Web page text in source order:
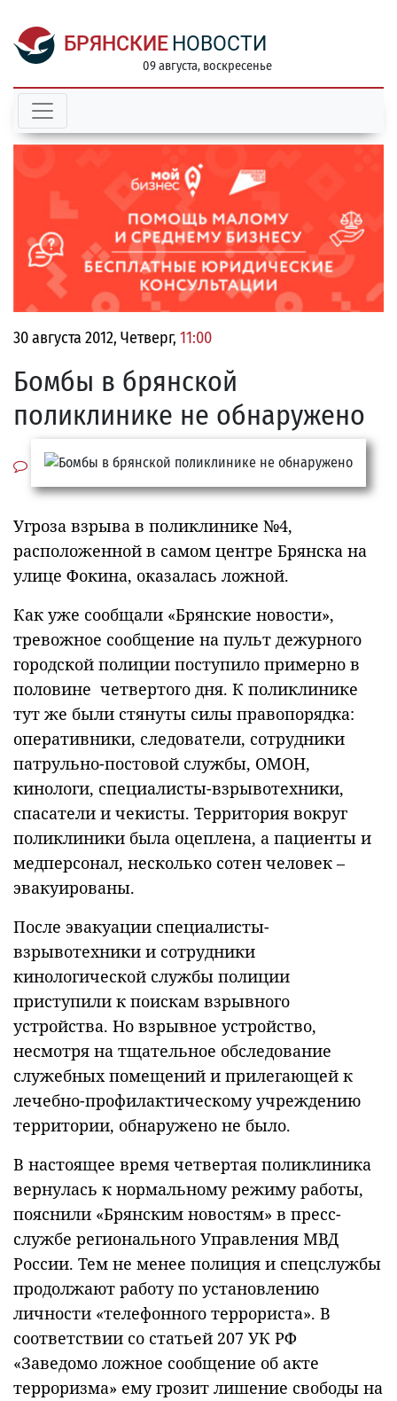
БРЯНСКИЕ НОВОСТИ
09 августа, воскресенье
30 августа 2012, Четверг, 11:00
Бомбы в брянской
поликлинике не обнаружено
Угроза взрыва в поликлинике №4,
расположенной в самом центре Брянска на
улице Фокина, оказалась ложной.
Как уже сообщали «Брянские новости»,
тревожное сообщение на пульт дежурного
городской полиции поступило примерно в
половине четвертого дня. К поликлинике
тут же были стянуты силы правопорядка:
оперативники, следователи, сотрудники
патрульно-постовой службы, ОМОН,
кинологи, специалисты-взрывотехники,
спасатели и чекисты. Территория вокруг
поликлиники была оцеплена, а пациенты и
медперсонал, несколько сотен человек –
эвакуированы.
После эвакуации специалисты-
взрывотехники и сотрудники
кинологической службы полиции
приступили к поискам взрывного
устройства. Но взрывное устройство,
несмотря на тщательное обследование
служебных помещений и прилегающей к
лечебно-профилактическому учреждению
территории, обнаружено не было.
В настоящее время четвертая поликлиника
вернулась к нормальному режиму работы,
пояснили «Брянским новостям» в пресс-
службе регионального Управления МВД
России. Тем не менее полиция и спецслужбы
продолжают работу по установлению
личности «телефонного террориста». В
соответствии со статьей 207 УК РФ
«Заведомо ложное сообщение об акте
терроризма» ему грозит лишение свободы на